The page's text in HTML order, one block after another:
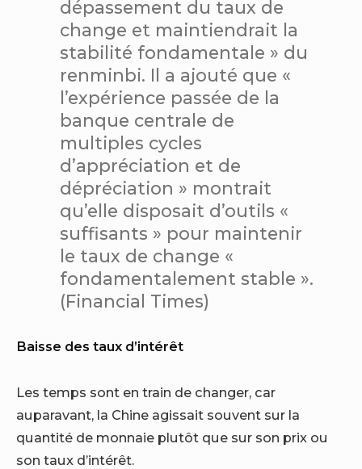
dépassement du taux de
change et maintiendrait la
stabilité fondamentale » du
renminbi. Il a ajouté que «
l’expérience passée de la
banque centrale de
multiples cycles
d’appréciation et de
dépréciation » montrait
qu’elle disposait d’outils «
suffisants » pour maintenir
le taux de change «
fondamentalement stable ».
(Financial Times)
Baisse des taux d’intérêt
Les temps sont en train de changer, car
auparavant, la Chine agissait souvent sur la
quantité de monnaie plutôt que sur son prix ou
son taux d’intérêt.